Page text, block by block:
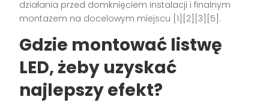
działania przed domknięciem instalacji i finalnym
montażem na docelowym miejscu [1][2][3][5].
Gdzie montować listwę
LED, żeby uzyskać
najlepszy efekt?